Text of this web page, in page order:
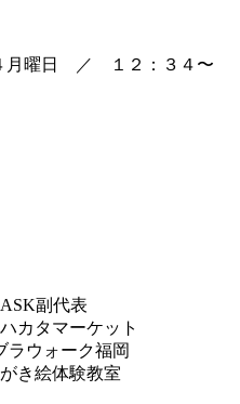
月曜日 ／ １２：３４〜
副代表
カタマーケット
ラウォーク福岡
き絵体験教室